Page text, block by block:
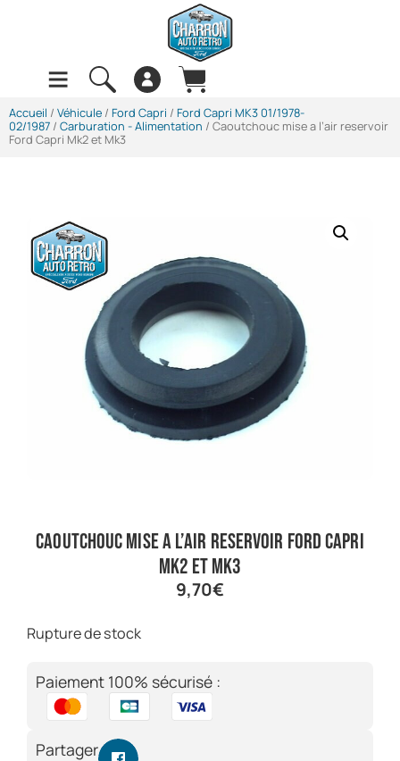
Accueil / Véhicule / Ford Capri / Ford Capri MK3 01/1978-
02/1987 / Carburation - Alimentation / Caoutchouc mise a l’air reservoir
Ford Capri Mk2 et Mk3
Caoutchouc mise a l’air reservoir Ford Capri
Mk2 et Mk3
9,70€
Rupture de stock
Paiement 100% sécurisé :
Partager